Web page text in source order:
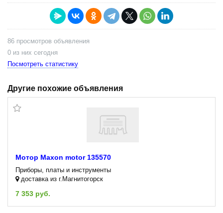
86 просмотров объявления
0 из них сегодня
Посмотреть статистику
Другие похожие объявления
Мотор Maxon motor 135570
Приборы, платы и инструменты
доставка из г.Магнитогорск
7 353 руб.